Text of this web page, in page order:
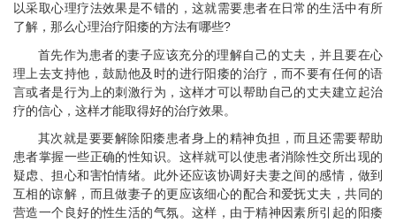
以采取心理疗法效果是不错的，这就需要患者在日常的生活中有所
了解，那么心理治疗阳痿的方法有哪些?
首先作为患者的妻子应该充分的理解自己的丈夫，并且要在心
理上去支持他，鼓励他及时的进行阳痿的治疗，而不要有任何的语
言或者是行为上的刺激行为，这样才可以帮助自己的丈夫建立起治
疗的信心，这样才能取得好的治疗效果。
其次就是要要解除阳痿患者身上的精神负担，而且还需要帮助
患者掌握一些正确的性知识。这样就可以使患者消除性交所出现的
疑虑、担心和害怕情绪。此外还应该协调好夫妻之间的感情，做到
互相的谅解，而且做妻子的更应该细心的配合和爱抚丈夫，共同的
营造一个良好的性生活的气氛。这样，由于精神因素所引起的阳痿